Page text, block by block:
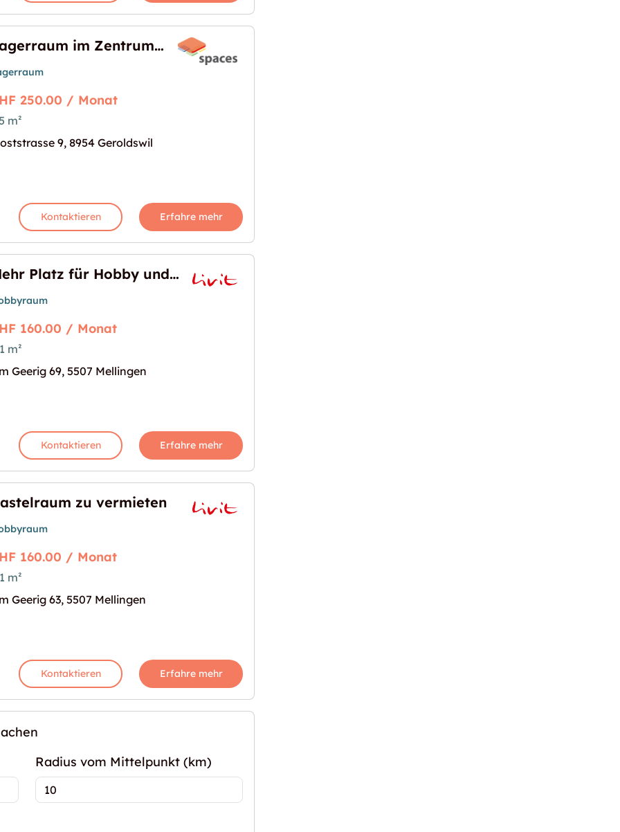
von Geroldswil"
Bild für "Lagerraum im Zentrum von Geroldswil"
Lagerraum im Zentrum von Geroldswil
250.00 / Monat
m²
9, 8954 Geroldswil
Kontaktieren Erfahre mehr
 21 m² im Geerig 69!"
Bild für "Mehr Platz für Hobby und Lagerung  21 m² im Geerig 69!"
Mehr Platz für Hobby und Lagerung  21 m² im Geerig 69!
160.00 / Monat
m²
Geerig 69, 5507 Mellingen
Kontaktieren Erfahre mehr
Bild für "Bastelraum zu vermieten"
zu vermieten
160.00 / Monat
m²
Geerig 63, 5507 Mellingen
Kontaktieren Erfahre mehr
Radius vom Mittelpunkt (km)